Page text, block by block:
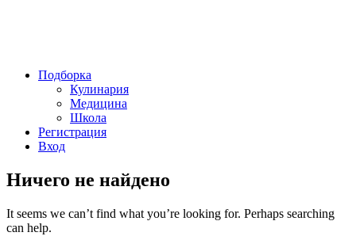
Подборка
Кулинария
Медицина
Школа
Регистрация
Вход
Ничего не найдено
It seems we can’t find what you’re looking for. Perhaps searching
can help.